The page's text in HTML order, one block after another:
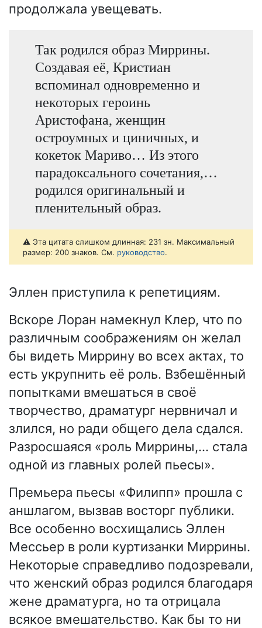
продолжала увещевать.
Так родился образ Миррины.
Создавая её, Кристиан
вспоминал одновременно и
некоторых героинь
Аристофана, женщин
остроумных и циничных, и
кокеток Мариво… Из этого
парадоксального сочетания,…
родился оригинальный и
пленительный образ.
⚠️ Эта цитата слишком длинная: 231 зн. Максимальный
размер: 200 знаков. См. руководство.
Эллен приступила к репетициям.
Вскоре Лоран намекнул Клер, что по
различным соображениям он желал
бы видеть Миррину во всех актах, то
есть укрупнить её роль. Взбешённый
попытками вмешаться в своё
творчество, драматург нервничал и
злился, но ради общего дела сдался.
Разросшаяся «роль Миррины,… стала
одной из главных ролей пьесы».
Премьера пьесы «Филипп» прошла с
аншлагом, вызвав восторг публики.
Все особенно восхищались Эллен
Мессьер в роли куртизанки Миррины.
Некоторые справедливо подозревали,
что женский образ родился благодаря
жене драматурга, но та отрицала
всякое вмешательство. Как бы то ни